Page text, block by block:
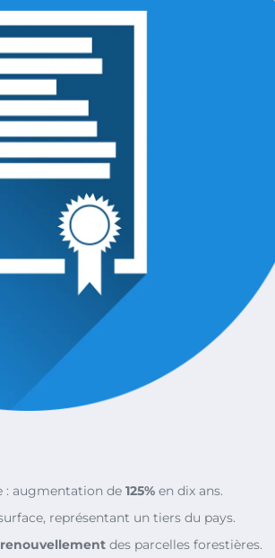
: augmentation de 125% en dix ans.
représentant un tiers du pays.
renouvellement des parcelles forestières.